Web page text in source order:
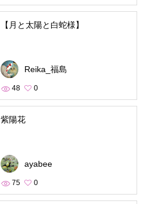
【月と太陽と白蛇様】
Reika_福島
48 0
紫陽花
ayabee
75 0